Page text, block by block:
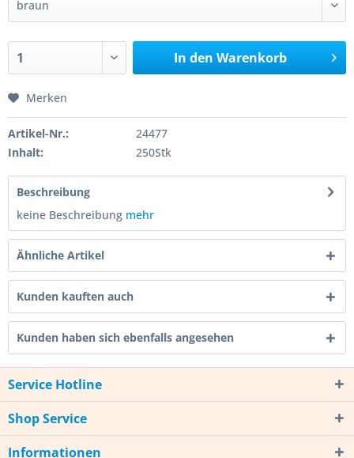
In den Warenkorb
Merken
Artikel-Nr.:
24477
Inhalt:
250Stk
Beschreibung
keine Beschreibung mehr
Ähnliche Artikel
Kunden kauften auch
Kunden haben sich ebenfalls angesehen
Service Hotline
Shop Service
Informationen